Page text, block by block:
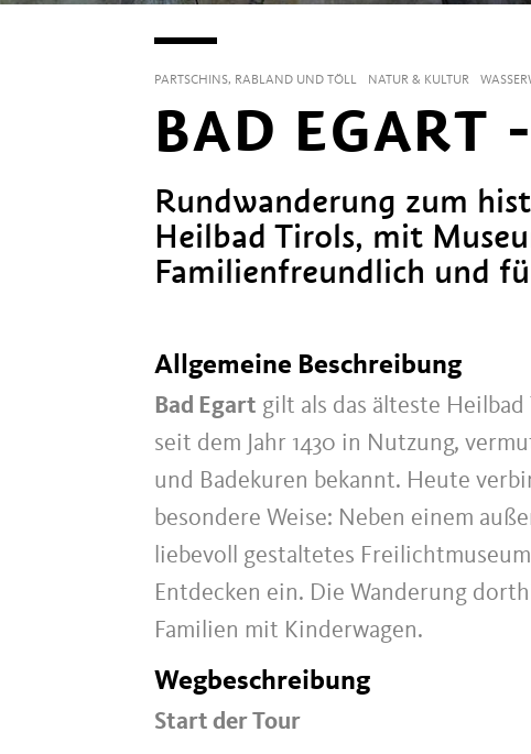
PARTSCHINS, RABLAND UND TÖLL NATUR & KULTUR
BAD EGART
Rundwanderung zum
Heilbad Tirols, mit
Familienfreundlich und
Allgemeine Beschreibung
Bad Egart gilt als das älteste
seit dem Jahr 1430 in Nutzung,
und Badekuren bekannt. Heute
besondere Weise: Neben einem
liebevoll gestaltetes
Entdecken ein. Die Wanderung
Familien mit Kinderwagen.
Wegbeschreibung
Start der Tour